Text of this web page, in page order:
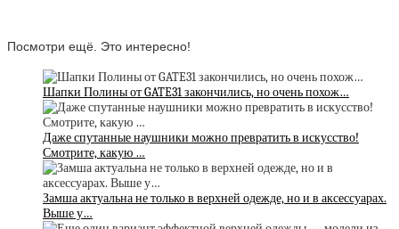
Посмотри ещё. Это интересно!
Шапки Полины от GATE31 закончились, но очень похож…
Даже спутанные наушники можно превратить в искусство!
Смотрите, какую …
Замша актуальна не только в верхней одежде, но и в аксессуарах.
Выше у…